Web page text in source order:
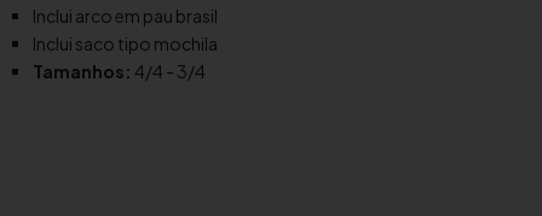
r
e
m
Inclui arco em pau brasil
Inclui saco tipo mochila
Tamanhos: 4/4 - 3/4